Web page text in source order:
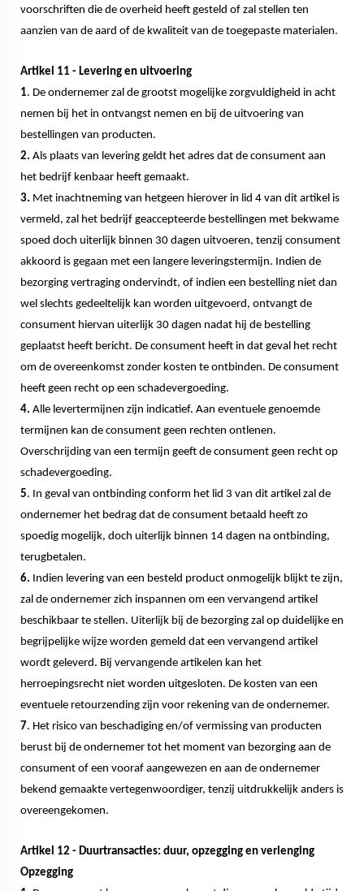
voorschriften die de overheid heeft gesteld of zal stellen ten
aanzien van de aard of de kwaliteit van de toegepaste materialen.
Artikel 11 - Levering en uitvoering
1. De ondernemer zal de grootst mogelijke zorgvuldigheid in acht
nemen bij het in ontvangst nemen en bij de uitvoering van
bestellingen van producten.
2. Als plaats van levering geldt het adres dat de consument aan
het bedrijf kenbaar heeft gemaakt.
3. Met inachtneming van hetgeen hierover in lid 4 van dit artikel is
vermeld, zal het bedrijf geaccepteerde bestellingen met bekwame
spoed doch uiterlijk binnen 30 dagen uitvoeren, tenzij consument
akkoord is gegaan met een langere leveringstermijn. Indien de
bezorging vertraging ondervindt, of indien een bestelling niet dan
wel slechts gedeeltelijk kan worden uitgevoerd, ontvangt de
consument hiervan uiterlijk 30 dagen nadat hij de bestelling
geplaatst heeft bericht. De consument heeft in dat geval het recht
om de overeenkomst zonder kosten te ontbinden. De consument
heeft geen recht op een schadevergoeding.
4. Alle levertermijnen zijn indicatief. Aan eventuele genoemde
termijnen kan de consument geen rechten ontlenen.
Overschrijding van een termijn geeft de consument geen recht op
schadevergoeding.
5. In geval van ontbinding conform het lid 3 van dit artikel zal de
ondernemer het bedrag dat de consument betaald heeft zo
spoedig mogelijk, doch uiterlijk binnen 14 dagen na ontbinding,
terugbetalen.
6. Indien levering van een besteld product onmogelijk blijkt te zijn,
zal de ondernemer zich inspannen om een vervangend artikel
beschikbaar te stellen. Uiterlijk bij de bezorging zal op duidelijke en
begrijpelijke wijze worden gemeld dat een vervangend artikel
wordt geleverd. Bij vervangende artikelen kan het
herroepingsrecht niet worden uitgesloten. De kosten van een
eventuele retourzending zijn voor rekening van de ondernemer.
7. Het risico van beschadiging en/of vermissing van producten
berust bij de ondernemer tot het moment van bezorging aan de
consument of een vooraf aangewezen en aan de ondernemer
bekend gemaakte vertegenwoordiger, tenzij uitdrukkelijk anders is
overeengekomen.
Artikel 12 - Duurtransacties: duur, opzegging en verlenging
Opzegging